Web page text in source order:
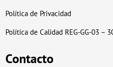
Política de Privacidad
Política de Calidad REG-GG-03 –
Contacto